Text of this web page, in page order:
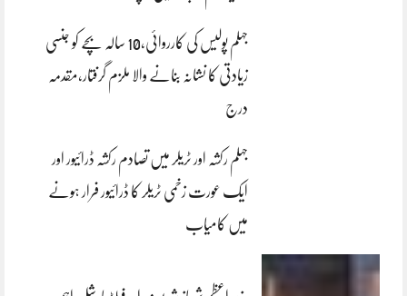
جہلم پولیس کی کارروائی،10 سالہ بچے کو جنسی
زیادتی کا نشانہ بنانے والا ملزم گرفتار،مقدمہ
درج
جہلم رکشہ اور ٹریلر میں تصادم رکشہ ڈرائیور اور
ایک عورت زخمی ٹریلر کا ڈرائیور فرار ہونے
میں کامیاب